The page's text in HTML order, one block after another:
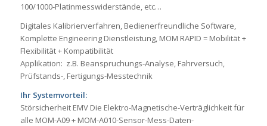
100/1000-Platinmesswiderstände, etc…
Digitales Kalibrierverfahren, Bedienerfreundliche Software,
Komplette Engineering Dienstleistung, MOM RAPID = Mobilität +
Flexibilität + Kompatibilität
Applikation: z.B. Beanspruchungs-Analyse, Fahrversuch,
Prüfstands-, Fertigungs-Messtechnik
Ihr Systemvorteil:
Störsicherheit EMV Die Elektro-Magnetische-Verträglichkeit für
alle MOM-A09 + MOM-A010-Sensor-Mess-Daten-